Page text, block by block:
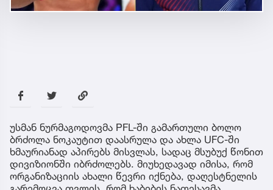
უსმან ნურმაგოდოვმა PFL-ში გამართული ბოლო
ბრძოლა ნოკაუტით დაასრულა და ახლა UFC-ში
ხმაურიანად აპირებს მისვლას, სადაც მსუბუქ წონით
დივიზიონში იბრძოლებს. მიუხედავად იმისა, რომ
ორგანიზაციის ახალი წევრი იქნება, დაღესტნელის